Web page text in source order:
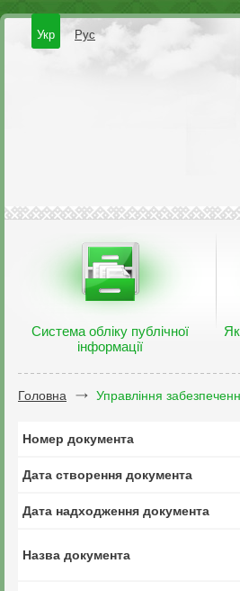
Укр Рус
Система обліку публічної
інформації
Головна Управління
Номер документа
Дата створення документа
Дата надходження документа
Назва документа